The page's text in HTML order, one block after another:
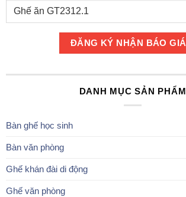
DANH MỤC SẢN PHẨM
Bàn ghế học sinh
Bàn văn phòng
Ghế khán đài di động
Ghế văn phòng